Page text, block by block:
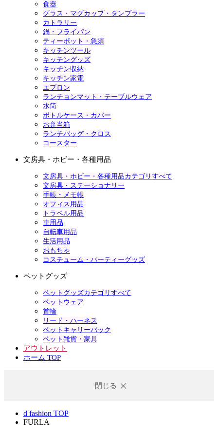
食器
グラス・マグカップ・タンブラー
カトラリー
鍋・フライパン
ティーポット・急須
キッチンツール
キッチングッズ
キッチン収納
キッチン家電
エプロン
ランチョンマット・テーブルウェア
水筒
ボトルケース・カバー
お弁当箱
ランチバッグ・クロス
コースター
文房具・ホビー・各種用品
文房具・ホビー・各種用品カテゴリすべて
文房具・ステーショナリー
手帳・メモ帳
オフィス用品
トラベル用品
車用品
自転車用品
生活用品
おもちゃ
コスチューム・パーティーグッズ
ペットグッズ
ペットグッズカテゴリすべて
ペットウェア
首輪
リード・ハーネス
ペットキャリーバック
ペット雑貨・家具
アウトレット
ホーム TOP
閉じる
d fashion TOP
FURLA